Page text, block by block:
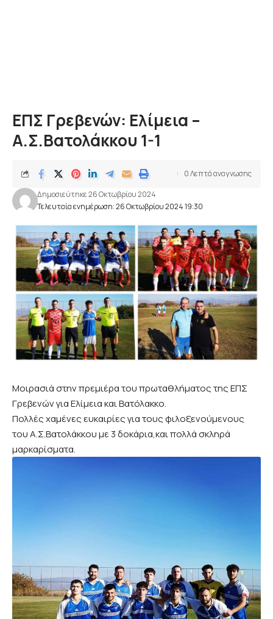
EΠΣ Γρεβενών: Ελίμεια –
Α.Σ.Βατολάκκου 1-1
Τελευταία ενημέρωση: 26 Οκτωβρίου 2024 19:30
Δημοσιεύτηκε 26 Οκτωβρίου 2024
0 Λεπτά αναγνωσης
Μοιρασιά στην πρεμιέρα του πρωταθλήματος της ΕΠΣ
Γρεβενών για Ελίμεια και Βατόλακκο.
Πολλές χαμένες ευκαιρίες για τους φιλοξενούμενους
του Α.Σ.Βατολάκκου με 3 δοκάρια,και πολλά σκληρά
μαρκαρίσματα.